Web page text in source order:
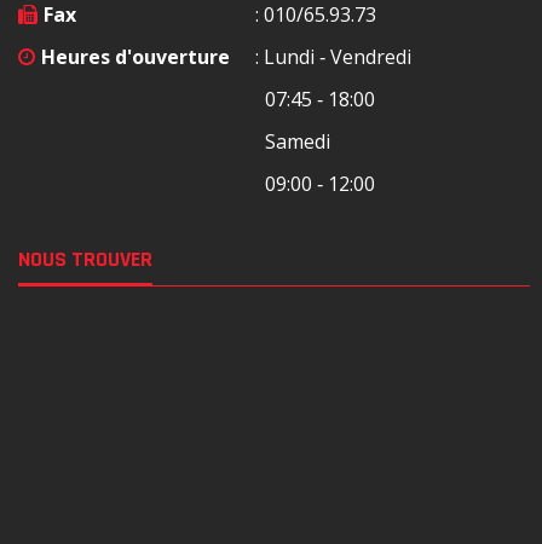
Fax
: 010/65.93.73
Heures d'ouverture
: Lundi ‐ Vendredi
07:45 ‐ 18:00
Samedi
09:00 ‐ 12:00
NOUS TROUVER